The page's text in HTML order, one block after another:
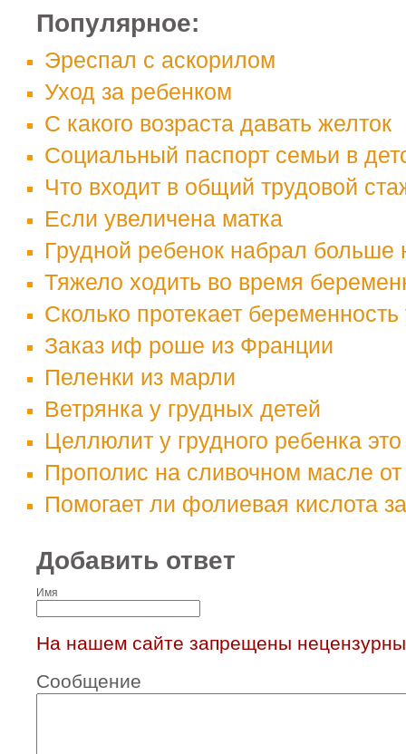
Популярное:
Эреспал с аскорилом
Уход за ребенком
С какого возраста давать желток
Социальный паспорт семьи в
Что входит в общий трудовой
Если увеличена матка
Грудной ребенок набрал больше
Тяжело ходить во время
Сколько протекает
Заказ иф роше из Франции
Пеленки из марли
Ветрянка у грудных детей
Целлюлит у грудного ребенка
Прополис на сливочном масле
Помогает ли фолиевая кислота
Добавить ответ
Имя
На нашем сайте запрещены
Сообщение